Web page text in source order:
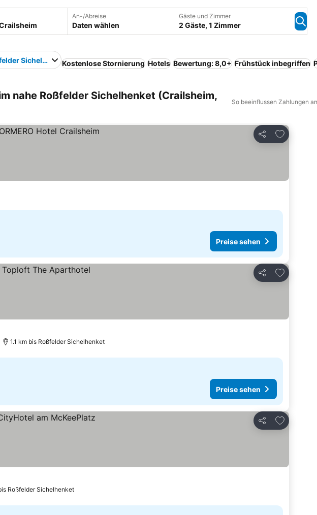
An-/Abreise
Daten wählen
Gäste und Zimmer
2 Gäste, 1 Zimmer
SichelhenketKostenlose Stornierung Hotels Bewertung: 8,0+ Frühstück inbegriffen
nahe Roßfelder Sichelhenket (Crailsheim,
So beeinflussen Zahlungen
Teilen
Zu
Preise sehen
Teilen
Zu
1.1 km bis Roßfelder Sichelhenket
Preise sehen
Teilen
Zu
Roßfelder Sichelhenket